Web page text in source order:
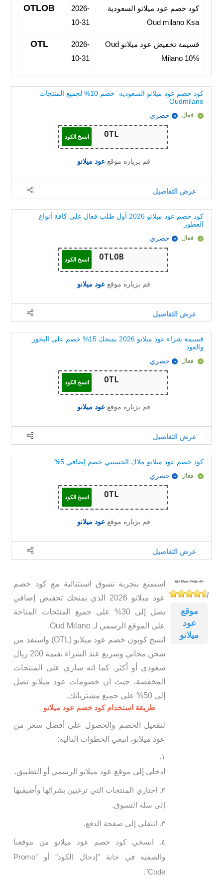
كود خصم عود ميلانو السعودية
Oud milano Ksa
2026-
10-31
OTLOB
قسيمة تخفيض عود ميلانو Oud
Milano 10%
2026-
10-31
OTL
كود خصم عود ميلانو السعوديه خصم 10% لجميع المنتجات
Oudmilano
فعال حصري
انسخ الكود
قم بزياره موقععود ميلانو
عرض التفاصيل
كود خصم عود ميلانو 2026 أول طلب فعال على كافة أنواع
العطور
فعال حصري
انسخ الكود
قم بزياره موقععود ميلانو
عرض التفاصيل
قسيمة شراء عود ميلانو 2026 يمنحك 15% خصم على البخور
والعود
فعال حصري
انسخ الكود
قم بزياره موقععود ميلانو
عرض التفاصيل
كود خصم عود ميلانو ملاك الحسيني خصم إضافي 5%
فعال حصري
انسخ الكود
قم بزياره موقععود ميلانو
عرض التفاصيل
موقع
عود
ميلانو
استمتع بتجربة تسوق استثنائية مع كود خصم
عود ميلانو 2026 الذي يمنحك تخفيض إضافي
يصل إلى 30% على جميع المنتجات المتاحة
على الموقع الرسمي لـ Oud Milano.
انسخ كوبون خصم عود ميلانو (OTL) واستفد من
شحن مجاني وسريع عند الشراء بقيمة 200 ريال
سعودي أو أكثر. كما انه ساري على المنتجات
المخفضة، حيث ان خصومات عود ميلانو تصل
إلى 50% على جميع مشترياتك.
طريقة استخدام كود خصم عود ميلانو
لتفعيل الخصم والحصول على أفضل سعر من
عود ميلانو، اتبعي الخطوات التالية:
ادخلي إلى موقع عود ميلانو الرسمي أو التطبيق.
اختاري المنتجات التي ترغبين بشرائها وأضيفيها
إلى سلة التسوق.
انتقلي إلى صفحة الدفع.
انسخي كود خصم عود ميلانو من موقعنا
والصقيه في خانة "إدخال الكود" أو "Promo
Code".